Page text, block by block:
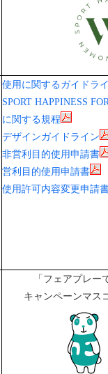
使用に関するガイドラ
SPORT HAPPINESS
に関する規程
デザインガイドライン
非営利目的使用申請書
営利目的使用申請書
使用許可内容変更申請
「フェアプレー
キャンペーンマス